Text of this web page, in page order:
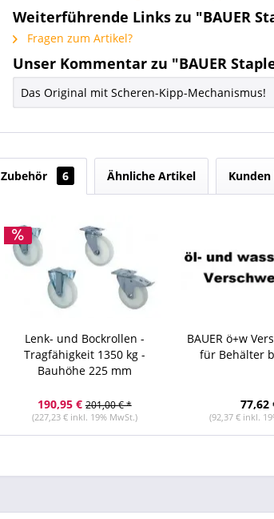
Weiterführende Links zu "BAUER
Fragen zum Artikel?
Unser Kommentar zu "BAUER
Das Original mit Scheren-Kipp-Mechanismus!
Zubehör 6 Ähnliche Artikel
Lenk- und Bockrollen -
Tragfähigkeit 1350 kg -
Bauhöhe 225 mm
190,95 € 201,00 € *
(227,23 € inkl. 19% MwSt.)
BAUER ö+w
für Behälter
77,62
(92,37 € inkl.